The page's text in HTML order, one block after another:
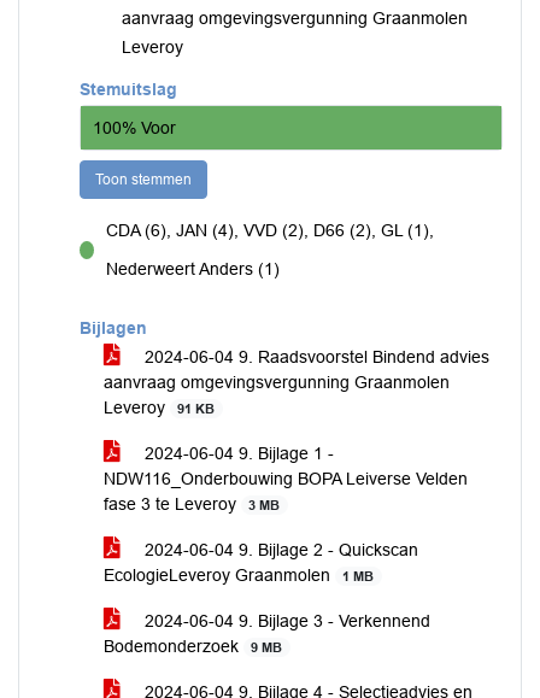
aanvraag omgevingsvergunning Graanmolen
Leveroy
Stemuitslag
100% Voor
Toon stemmen
voor
CDA (6), JAN (4), VVD (2), D66 (2), GL (1),
Nederweert Anders (1)
Bijlagen
2024-06-04 9. Raadsvoorstel Bindend advies
aanvraag omgevingsvergunning Graanmolen
Leveroy
91 KB
2024-06-04 9. Bijlage 1 -
NDW116_Onderbouwing BOPA Leiverse Velden
fase 3 te Leveroy
3 MB
2024-06-04 9. Bijlage 2 - Quickscan
EcologieLeveroy Graanmolen
1 MB
2024-06-04 9. Bijlage 3 - Verkennend
Bodemonderzoek
9 MB
2024-06-04 9. Bijlage 4 - Selectieadvies en